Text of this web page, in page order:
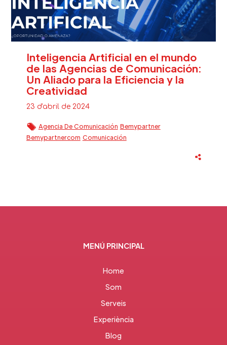
Inteligencia Artificial en el mundo
de las Agencias de Comunicación:
Un Aliado para la Eficiencia y la
Creatividad
23 d'abril de 2024
Agencia De Comunicación Bemypartner
Bemypartnercom Comunicación
MENÚ PRINCIPAL
Home
Som
Serveis
Experiència
Blog